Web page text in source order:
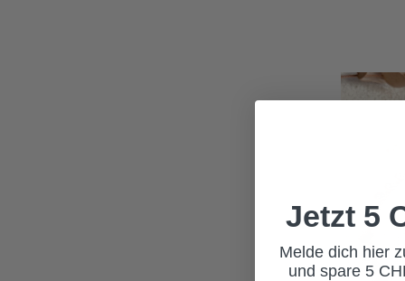
Jetzt 5
Melde dich hier
und spare 5